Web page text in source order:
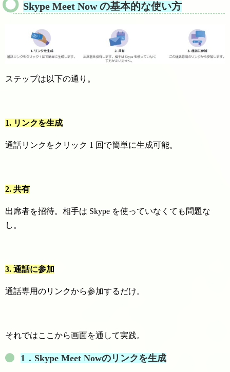
Skype Meet Now の基本的な使い方
ステップは以下の通り。
1. リンクを生成
通話リンクをクリック 1 回で簡単に生成可能。
2. 共有
出席者を招待。相手は Skype を使っていなくても問題な
し。
3. 通話に参加
通話専用のリンクから参加するだけ。
それではここから画面を通して実践。
1． Skype Meet Nowの リンクを生成